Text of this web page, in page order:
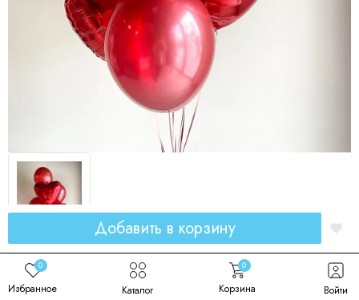
Набор гелиевых шаров красного цвета
Добавить в корзину
0
Избранное Каталог
0
Корзина Войти